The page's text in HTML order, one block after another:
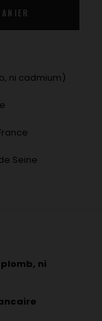
ni cadmium)
Seine
ni